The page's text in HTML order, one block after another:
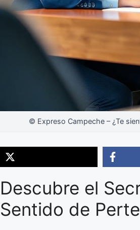
© Expreso Campeche – ¿Te
Descubre el
Sentido de